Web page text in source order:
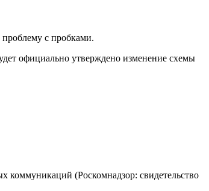
с пробками.
официально утверждено изменение схемы
коммуникаций (Роскомнадзор: свидетельство